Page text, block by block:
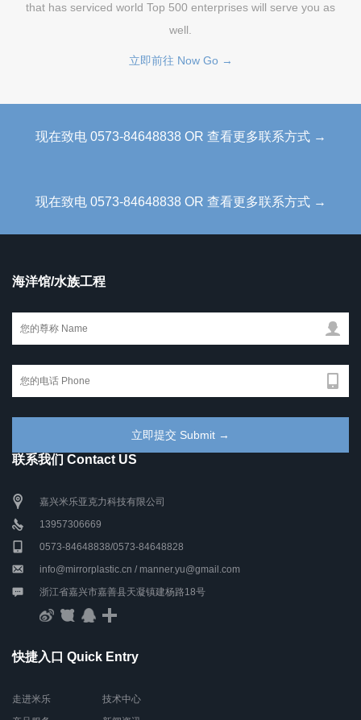
that has serviced world Top 500 enterprises will serve you as
well.
立即前往 Now Go →
现在致电 0573-84648838 OR 查看更多联系方式 →
现在致电 0573-84648838 OR 查看更多联系方式 →
海洋馆/水族工程
联系我们 Contact US
嘉兴米乐亚克力科技有限公司
13957306669
0573-84648838/0573-84648828
info@mirrorplastic.cn / manner.yu@gmail.com
浙江省嘉兴市嘉善县天凝镇建杨路18号
快捷入口 Quick Entry
走进米乐
技术中心